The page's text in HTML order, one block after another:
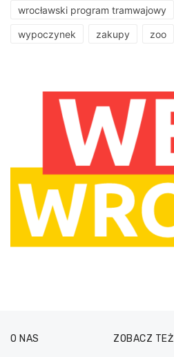
wrocławski program tramwajowy
wypoczynek zakupy zoo
O NAS ZOBACZ TEŻ